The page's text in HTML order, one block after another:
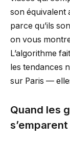
son équivalent
parce qu’ils
on vous
L’algorithme
les tendances
sur Paris —
Quand les